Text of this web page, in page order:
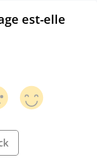
est-elle